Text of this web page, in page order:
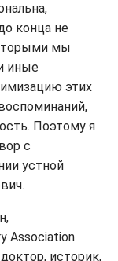
конца не
мы
иные
этих
Поэтому я
с
устной
Association
историк,